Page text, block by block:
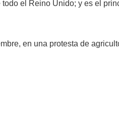
el Reino Unido; y es el
en una protesta de